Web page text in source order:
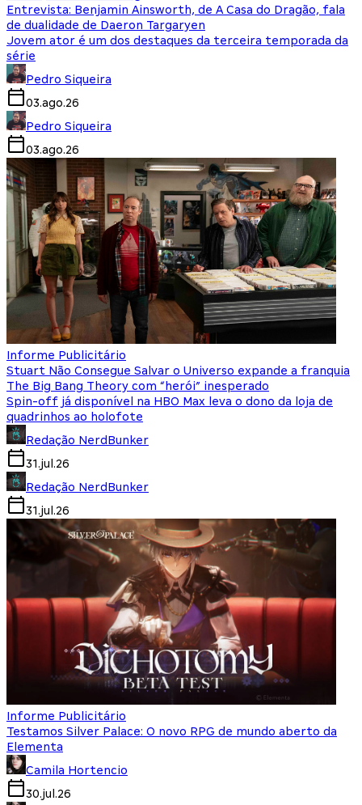
Entrevista: Benjamin Ainsworth, de A Casa do Dragão, fala
de dualidade de Daeron Targaryen
Jovem ator é um dos destaques da terceira temporada da
série
Pedro Siqueira
03.ago.26
Pedro Siqueira
03.ago.26
Informe Publicitário
Stuart Não Consegue Salvar o Universo expande a franquia
The Big Bang Theory com “herói” inesperado
Spin-off já disponível na HBO Max leva o dono da loja de
quadrinhos ao holofote
Redação NerdBunker
31.jul.26
Redação NerdBunker
31.jul.26
Informe Publicitário
Testamos Silver Palace: O novo RPG de mundo aberto da
Elementa
Camila Hortencio
30.jul.26